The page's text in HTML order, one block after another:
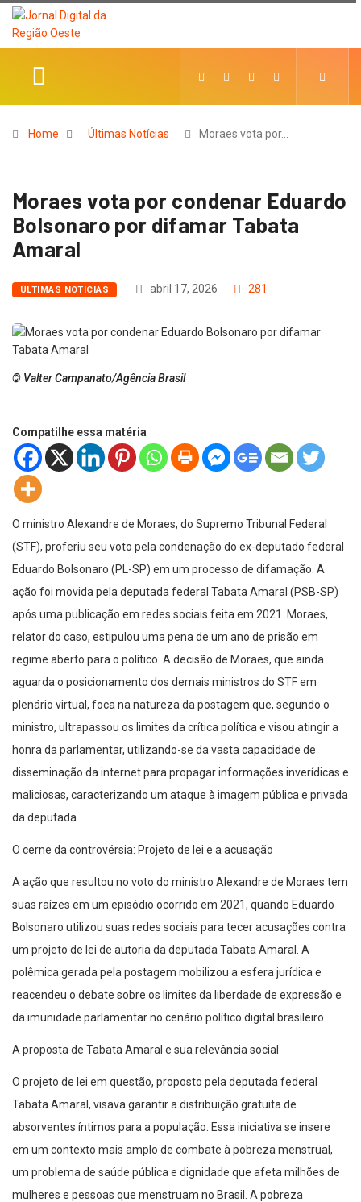
Home Últimas Notícias Moraes vota por…
Moraes vota por condenar Eduardo
Bolsonaro por difamar Tabata
Amaral
ÚLTIMAS NOTÍCIAS abril 17, 2026 281
© Valter Campanato/Agência Brasil
Compatilhe essa matéria
O ministro Alexandre de Moraes, do Supremo Tribunal Federal
(STF), proferiu seu voto pela condenação do ex-deputado federal
Eduardo Bolsonaro (PL-SP) em um processo de difamação. A
ação foi movida pela deputada federal Tabata Amaral (PSB-SP)
após uma publicação em redes sociais feita em 2021. Moraes,
relator do caso, estipulou uma pena de um ano de prisão em
regime aberto para o político. A decisão de Moraes, que ainda
aguarda o posicionamento dos demais ministros do STF em
plenário virtual, foca na natureza da postagem que, segundo o
ministro, ultrapassou os limites da crítica política e visou atingir a
honra da parlamentar, utilizando-se da vasta capacidade de
disseminação da internet para propagar informações inverídicas e
maliciosas, caracterizando um ataque à imagem pública e privada
da deputada.
O cerne da controvérsia: Projeto de lei e a acusação
A ação que resultou no voto do ministro Alexandre de Moraes tem
suas raízes em um episódio ocorrido em 2021, quando Eduardo
Bolsonaro utilizou suas redes sociais para tecer acusações contra
um projeto de lei de autoria da deputada Tabata Amaral. A
polêmica gerada pela postagem mobilizou a esfera jurídica e
reacendeu o debate sobre os limites da liberdade de expressão e
da imunidade parlamentar no cenário político digital brasileiro.
A proposta de Tabata Amaral e sua relevância social
O projeto de lei em questão, proposto pela deputada federal
Tabata Amaral, visava garantir a distribuição gratuita de
absorventes íntimos para a população. Essa iniciativa se insere
em um contexto mais amplo de combate à pobreza menstrual,
um problema de saúde pública e dignidade que afeta milhões de
mulheres e pessoas que menstruam no Brasil. A pobreza